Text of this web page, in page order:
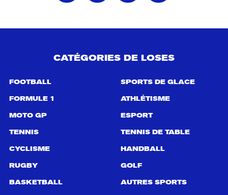
CATÉGORIES DE LOSES
FOOTBALL
FORMULE 1
MOTO GP
TENNIS
CYCLISME
RUGBY
BASKETBALL
SPORTS DE GLACE
ATHLÉTISME
ESPORT
TENNIS DE TABLE
HANDBALL
GOLF
AUTRES SPORTS